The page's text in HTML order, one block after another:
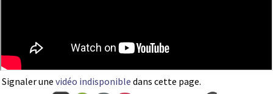
Signaler une vidéo indisponible dans cette page.